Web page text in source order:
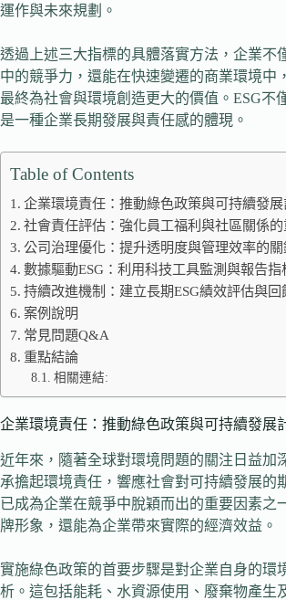
運作與未來規劃。
透過上述三大指標的具體落實方法，企業不
中的競爭力，還能在快速變遷的商業環境中
最終為社會與環境創造更大的價值。ESG不
是一種企業長期發展與責任感的體現。
Table of Contents
企業環境責任：推動綠色政策與可持續發
社會責任評估：強化員工福利與社區關係的
公司治理優化：提升透明度與管理效率的
數據驅動ESG：利用科技工具監測與報告指
持續改進機制：建立長期ESG績效評估與回
案例說明
常見問題Q&A
重點結論
相關連結:
企業環境責任：推動綠色政策與可持續發展
近年來，隨著全球對環境問題的關注日益加
承擔起環境責任，響應社會對可持續發展的
已成為企業在競爭中脫穎而出的重要因素之
牌形象，還能為企業帶來實際的經濟效益。
實施綠色政策的首要步驟是對企業自身的環
析。這包括能耗、水資源使用、廢棄物產生